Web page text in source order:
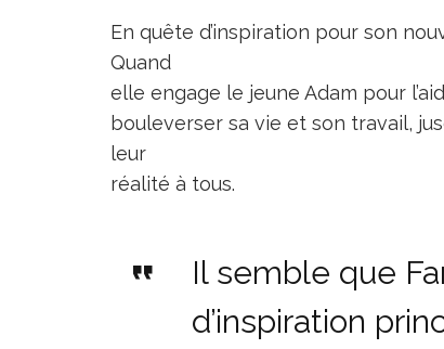
En quête d’inspiration pour son
Quand
elle engage le jeune Adam pour
bouleverser sa vie et son travail,
leur
réalité à tous.
Il semble que
d’inspiration